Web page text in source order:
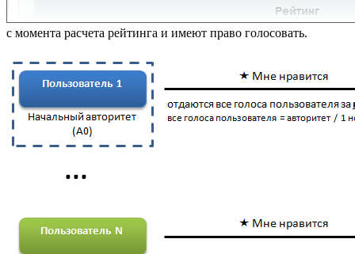
с момента расчета рейтинга и имеют право голосовать.